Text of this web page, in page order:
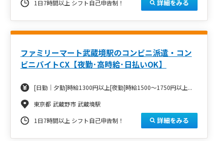
1日7時間以上 シフト自己申告制！
詳細をみる
ファミリーマート武蔵境駅のコンビニ派遣・コン
ビニバイトCX【夜勤･高時給･日払いOK】
[日勤｜夕勤]時給1300円以上[夜勤]時給1500～1750円以上...
東京都 武蔵野市 武蔵境駅
1日7時間以上 シフト自己申告制！
詳細をみる